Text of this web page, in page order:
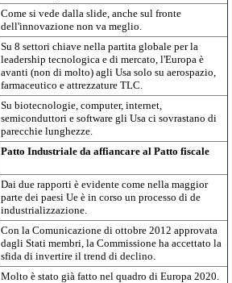
Come si vede dalla slide, anche sul fronte
dell'innovazione non va meglio.
Su 8 settori chiave nella partita globale per la
leadership tecnologica e di mercato, l'Europa è
avanti (non di molto) agli Usa solo su aerospazio,
farmaceutico e attrezzature TLC.
Su biotecnologie, computer, internet,
semiconduttori e software gli Usa ci sovrastano di
parecchie lunghezze.
Patto Industriale da affiancare al Patto fiscale
Dai due rapporti è evidente come nella maggior
parte dei paesi Ue è in corso un processo di de
industrializzazione.
Con la Comunicazione di ottobre 2012 approvata
dagli Stati membri, la Commissione ha accettato la
sfida di invertire il trend di declino.
Molto è stato già fatto nel quadro di Europa 2020.